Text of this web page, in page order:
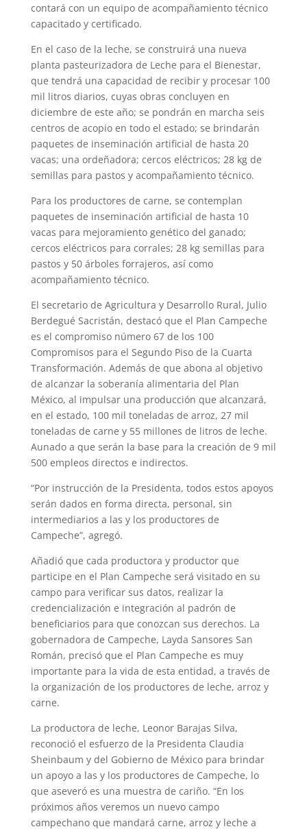
contará con un equipo de acompañamiento técnico
capacitado y certificado.
En el caso de la leche, se construirá una nueva
planta pasteurizadora de Leche para el Bienestar,
que tendrá una capacidad de recibir y procesar 100
mil litros diarios, cuyas obras concluyen en
diciembre de este año; se pondrán en marcha seis
centros de acopio en todo el estado; se brindarán
paquetes de inseminación artificial de hasta 20
vacas; una ordeñadora; cercos eléctricos; 28 kg de
semillas para pastos y acompañamiento técnico.
Para los productores de carne, se contemplan
paquetes de inseminación artificial de hasta 10
vacas para mejoramiento genético del ganado;
cercos eléctricos para corrales; 28 kg semillas para
pastos y 50 árboles forrajeros, así como
acompañamiento técnico.
El secretario de Agricultura y Desarrollo Rural, Julio
Berdegué Sacristán, destacó que el Plan Campeche
es el compromiso número 67 de los 100
Compromisos para el Segundo Piso de la Cuarta
Transformación. Además de que abona al objetivo
de alcanzar la soberanía alimentaria del Plan
México, al impulsar una producción que alcanzará,
en el estado, 100 mil toneladas de arroz, 27 mil
toneladas de carne y 55 millones de litros de leche.
Aunado a que serán la base para la creación de 9 mil
500 empleos directos e indirectos.
“Por instrucción de la Presidenta, todos estos apoyos
serán dados en forma directa, personal, sin
intermediarios a las y los productores de
Campeche”, agregó.
Añadió que cada productora y productor que
participe en el Plan Campeche será visitado en su
campo para verificar sus datos, realizar la
credencialización e integración al padrón de
beneficiarios para que conozcan sus derechos. La
gobernadora de Campeche, Layda Sansores San
Román, precisó que el Plan Campeche es muy
importante para la vida de esta entidad, a través de
la organización de los productores de leche, arroz y
carne.
La productora de leche, Leonor Barajas Silva,
reconoció el esfuerzo de la Presidenta Claudia
Sheinbaum y del Gobierno de México para brindar
un apoyo a las y los productores de Campeche, lo
que aseveró es una muestra de cariño. “En los
próximos años veremos un nuevo campo
campechano que mandará carne, arroz y leche a